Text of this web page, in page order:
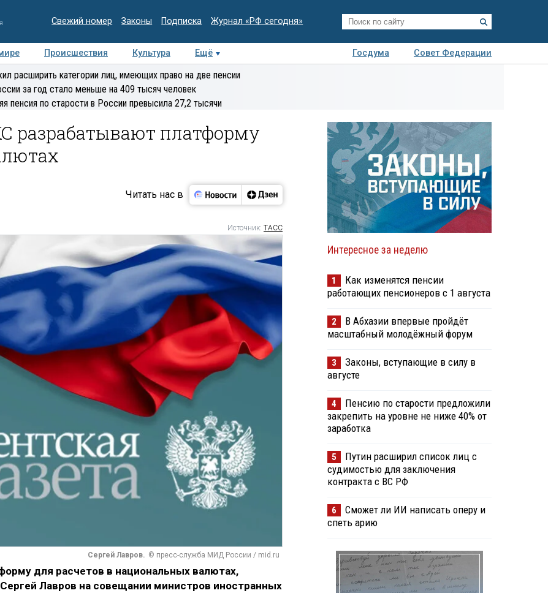
Свежий номер Законы Подписка Журнал «РФ сегодня»
Происшествия Культура Ещё Госдума
Совет Федерации
Медиацентр Интервью Колумнисты
Деловая
расширить категории лиц, имеющих право на две пенсии
за год стало меньше на 409 тысяч человек
пенсия по старости в России превысила 27,2 тысячи
разрабатывают платформу
Читать нас в
Источник: ТАСС
Сергей Лавров. © пресс-служба МИД России / mid.ru
для расчетов в национальных валютах,
Лавров на совещании министров иностранных
Интересное за неделю
1
Как изменятся пенсии
работающих пенсионеров с 1 августа
2
В Абхазии впервые пройдёт
масштабный молодёжный форум
3
Законы, вступающие в силу в
августе
4
Пенсию по старости предложили
закрепить на уровне не ниже 40% от
заработка
5
Путин расширил список лиц с
судимостью для заключения
контракта с ВС РФ
6
Сможет ли ИИ написать оперу и
спеть арию